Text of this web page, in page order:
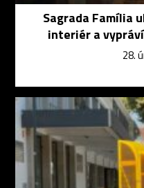
Sagrada Família
interiér a
28.